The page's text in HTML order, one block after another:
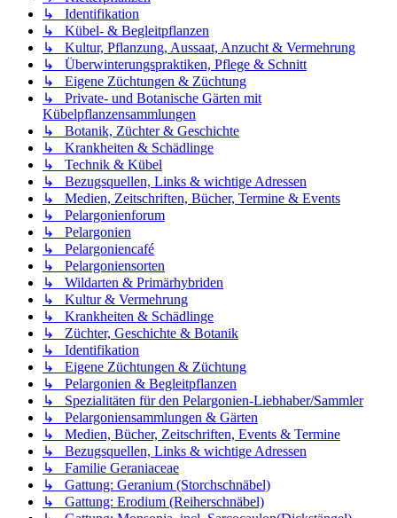
↳ Identifikation
↳ Kübel- & Begleitpflanzen
↳ Kultur, Pflanzung, Aussaat, Anzucht & Vermehrung
↳ Überwinterungspraktiken, Pflege & Schnitt
↳ Eigene Züchtungen & Züchtung
↳ Private- und Botanische Gärten mit
Kübelpflanzensammlungen
↳ Botanik, Züchter & Geschichte
↳ Krankheiten & Schädlinge
↳ Technik & Kübel
↳ Bezugsquellen, Links & wichtige Adressen
↳ Medien, Zeitschriften, Bücher, Termine & Events
↳ Pelargonienforum
↳ Pelargonien
↳ Pelargoniencafé
↳ Pelargoniensorten
↳ Wildarten & Primärhybriden
↳ Kultur & Vermehrung
↳ Krankheiten & Schädlinge
↳ Züchter, Geschichte & Botanik
↳ Identifikation
↳ Eigene Züchtungen & Züchtung
↳ Pelargonien & Begleitpflanzen
↳ Spezialitäten für den Pelargonien-Liebhaber/Sammler
↳ Pelargoniensammlungen & Gärten
↳ Medien, Bücher, Zeitschriften, Events & Termine
↳ Bezugsquellen, Links & wichtige Adressen
↳ Familie Geraniaceae
↳ Gattung: Geranium (Storchschnäbel)
↳ Gattung: Erodium (Reiherschnäbel)